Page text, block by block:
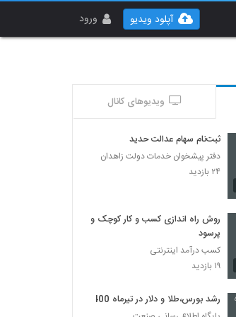
ورود آپلود ویدیو
ویدیوهای کانال
ثبت‌نام سهام عدالت حدید
دفتر پیشخوان خدمات دولت زاهدان
۲۴ بازدید
روش راه‌ اندازی کسب و کار کوچک و
پرسود
کسب درآمد اینترنتی
۱۹ بازدید
رشد بورس،طلا و دلار در تیرماه 1400